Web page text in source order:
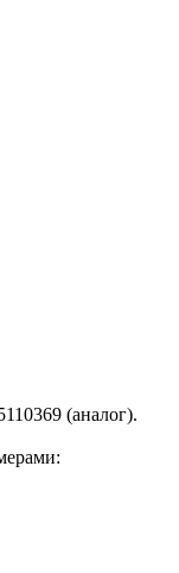
(аналог).